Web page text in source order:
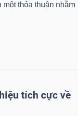
một thỏa thuận nhằm
tích cực về